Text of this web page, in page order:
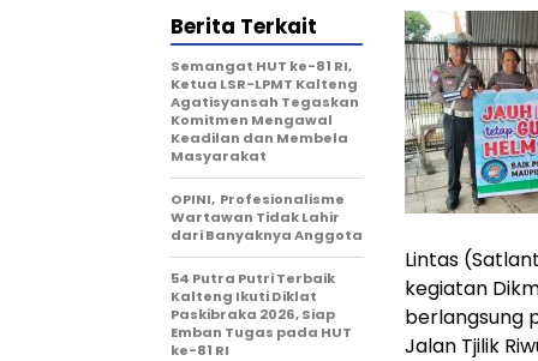
Lintas
kegiatan
berlangsung
Jalan Tjilik
Berita Terkait
Semangat HUT ke-81 RI,
Ketua LSR-LPMT Kalteng
Agatisyansah Tegaskan
Komitmen Mengawal
Keadilan dan Membela
Masyarakat
OPINI, Profesionalisme
Wartawan Tidak Lahir
dari Banyaknya Anggota
54 Putra Putri Terbaik
Kalteng Ikuti Diklat
Paskibraka 2026, Siap
Emban Tugas pada HUT
ke-81 RI